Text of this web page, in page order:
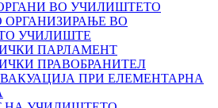
ВО УЧИЛИШТЕТО
ОРГАНИЗИРАЊЕ ВО
УЧИЛИШТЕ
ПАРЛАМЕНТ
ПРАВОБРАНИТЕЛ
ПРИ ЕЛЕМЕНТАРНА